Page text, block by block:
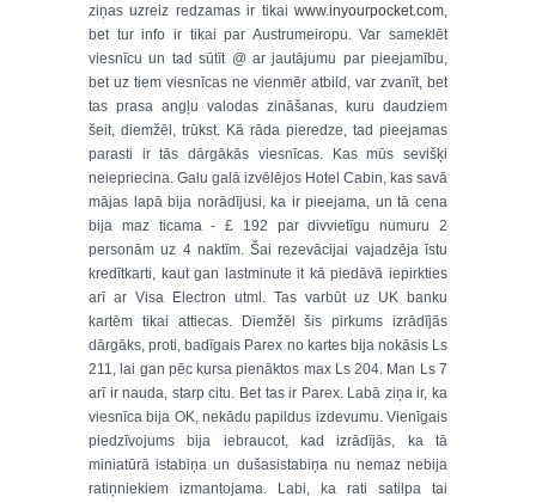
ziņas uzreiz redzamas ir tikai www.inyourpocket.com,
bet tur info ir tikai par Austrumeiropu. Var sameklēt
viesnīcu un tad sūtīt @ ar jautājumu par pieejamību,
bet uz tiem viesnīcas ne vienmēr atbild, var zvanīt, bet
tas prasa angļu valodas zināšanas, kuru daudziem
šeit, diemžēl, trūkst. Kā rāda pieredze, tad pieejamas
parasti ir tās dārgākās viesnīcas. Kas mūs sevišķi
neiepriecina. Galu galā izvēlējos Hotel Cabin, kas savā
mājas lapā bija norādījusi, ka ir pieejama, un tā cena
bija maz ticama - £ 192 par divvietīgu numuru 2
personām uz 4 naktīm. Šai rezevācijai vajadzēja īstu
kredītkarti, kaut gan lastminute it kā piedāvā iepirkties
arī ar Visa Electron utml. Tas varbūt uz UK banku
kartēm tikai attiecas. Diemžēl šis pirkums izrādījās
dārgāks, proti, badīgais Parex no kartes bija nokāsis Ls
211, lai gan pēc kursa pienāktos max Ls 204. Man Ls 7
arī ir nauda, starp citu. Bet tas ir Parex. Labā ziņa ir, ka
viesnīca bija OK, nekādu papildus izdevumu. Vienīgais
piedzīvojums bija iebraucot, kad izrādījās, ka tā
miniatūrā istabiņa un dušasistabiņa nu nemaz nebija
ratiņniekiem izmantojama. Labi, ka rati satilpa tai